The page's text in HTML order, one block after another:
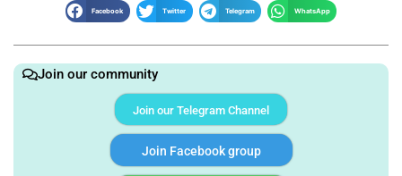
Facebook Twitter Telegram WhatsApp
Join our community
Join our Telegram Channel
Join Facebook group